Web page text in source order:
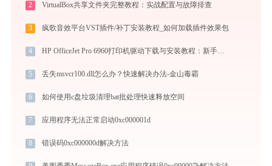
2 VirtualBox共享文件夹完整教程：实战配置与故障排查
3 疯歌音效平台VST插件/补丁安装教程_如何加载插件效果包
4 HP OfficeJet Pro 6960打印机驱动下载与安装教程：新手也能轻松搞定
5 丢失msvcr100.dll怎么办？快速解决办法-金山毒霸
6 如何使用c盘垃圾清理bat批处理快速释放空间
7 应用程序无法正常启动0xc000001d
8 错误码0xc000000d解决方法